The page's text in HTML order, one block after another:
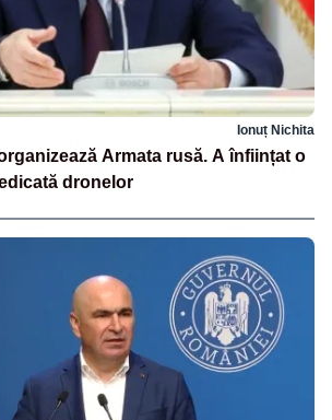
Ionuț Nichita
Armata rusă. A înființat o
dronelor